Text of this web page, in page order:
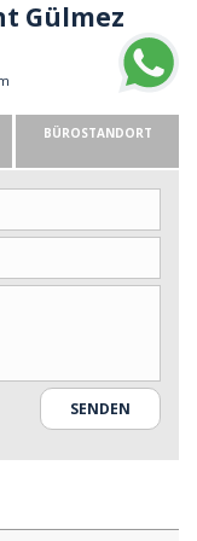
Gülmez
BÜROSTANDORT